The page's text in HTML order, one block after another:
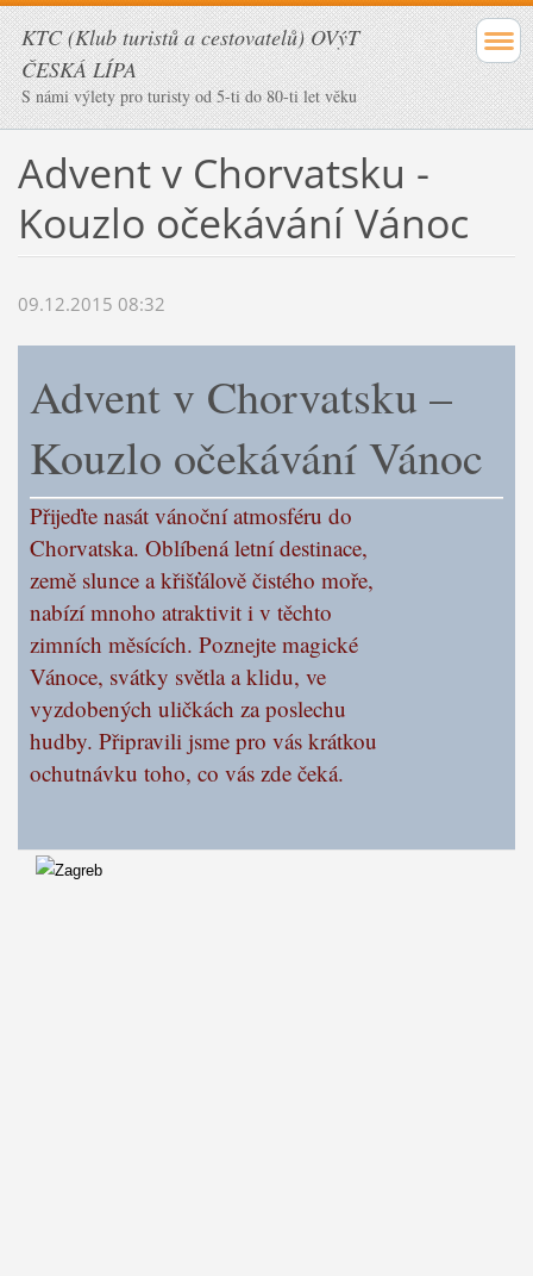
KTC (Klub turistů a cestovatelů) OVýT
ČESKÁ LÍPA
S námi výlety pro turisty od 5-ti do 80-ti let věku
Advent v Chorvatsku -
Kouzlo očekávání Vánoc
09.12.2015 08:32
Advent v Chorvatsku –
Kouzlo očekávání Vánoc
Přijeďte nasát vánoční atmosféru do
Chorvatska. Oblíbená letní destinace,
země slunce a křišťálově čistého moře,
nabízí mnoho atraktivit i v těchto
zimních měsících. Poznejte magické
Vánoce, svátky světla a klidu, ve
vyzdobených uličkách za poslechu
hudby. Připravili jsme pro vás krátkou
ochutnávku toho, co vás zde čeká.